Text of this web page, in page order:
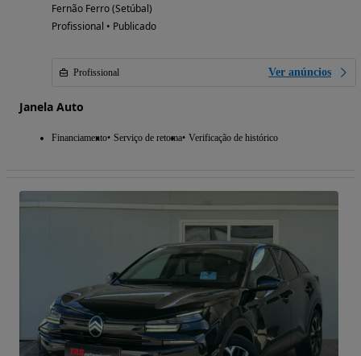
Fernão Ferro (Setúbal)
Profissional • Publicado
Profissional Ver anúncios
Janela Auto
Financiamento Serviço de retoma Verificação de histórico